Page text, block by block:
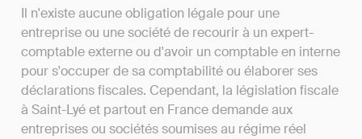
Il n'existe aucune obligation légale pour une
entreprise ou une société de recourir à un expert-
comptable externe ou d'avoir un comptable en interne
pour s'occuper de sa comptabilité ou élaborer ses
déclarations fiscales. Cependant, la législation fiscale
à Saint-Lyé et partout en France demande aux
entreprises ou sociétés soumises au régime réel